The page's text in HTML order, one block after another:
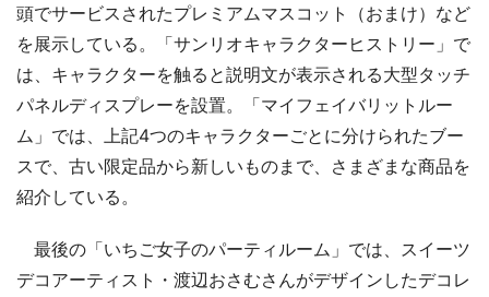
頭でサービスされたプレミアムマスコット（おまけ）など
を展示している。「サンリオキャラクターヒストリー」で
は、キャラクターを触ると説明文が表示される大型タッチ
パネルディスプレーを設置。「マイフェイバリットルー
ム」では、上記4つのキャラクターごとに分けられたブー
スで、古い限定品から新しいものまで、さまざまな商品を
紹介している。
最後の「いちご女子のパーティルーム」では、スイーツ
デコアーティスト・渡辺おさむさんがデザインしたデコレ